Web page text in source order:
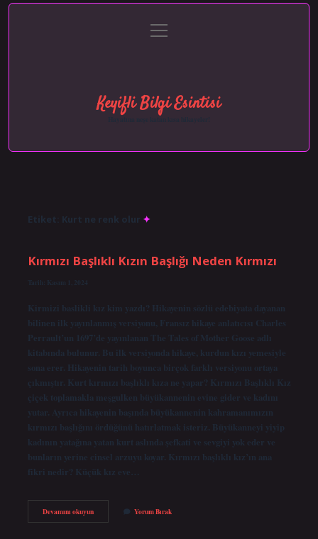
Gizlilik Politikası
menüyü
aç
Keyifli Bilgi Esintisi
Hayatına neşe katan kısa hikayeler!
Etiket: Kurt ne renk olur
Kırmızı Başlıklı Kızın Başlığı Neden Kırmızı
Tarih: Kasım 1, 2024
Kirmizi baslikli kız kim yazdı? Hikayenin sözlü edebiyata dayanan
bilinen ilk yayınlanmış versiyonu, Fransız hikaye anlatıcısı Charles
Perrault’un 1697’de yayınlanan The Tales of Mother Goose adlı
kitabında bulunur. Bu ilk versiyonda hikaye, kurdun kızı yemesiyle
sona erer. Hikayenin tarih boyunca birçok farklı versiyonu ortaya
çıkmıştır. Kurt kırmızı başlıklı kıza ne yapar? Kırmızı Başlıklı Kız
çiçek toplamakla meşgulken büyükannenin evine gider ve kadını
yutar. Ayrıca hikayenin başında büyükannenin kahramanımızın
kırmızı başlığını ördüğünü hatırlatmak isteriz. Büyükanneyi yiyip
kadının yatağına yatan kurt aslında şefkati ve sevgiyi yok eder ve
bunların yerine cinsel arzuyu koyar. Kırmızı başlıklı kız’ın ana
fikri nedir? Küçük kız eve…
Devamını okuyunKırmızı
Başlıklı
Yorum Bırak